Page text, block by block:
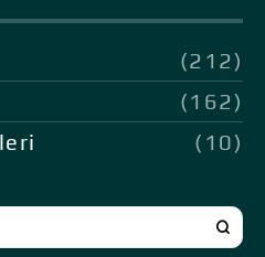
(212)
(162)
(10)